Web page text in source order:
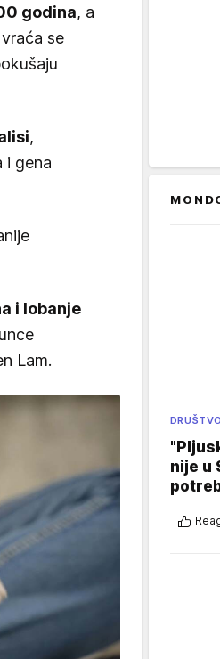
godina, a
se
,
i gena
i lobanje
Lam.
DRUŠTVO
nije u